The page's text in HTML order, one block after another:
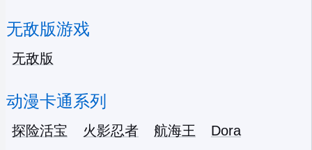
无敌版游戏
无敌版
动漫卡通系列
探险活宝 火影忍者 航海王
Dora